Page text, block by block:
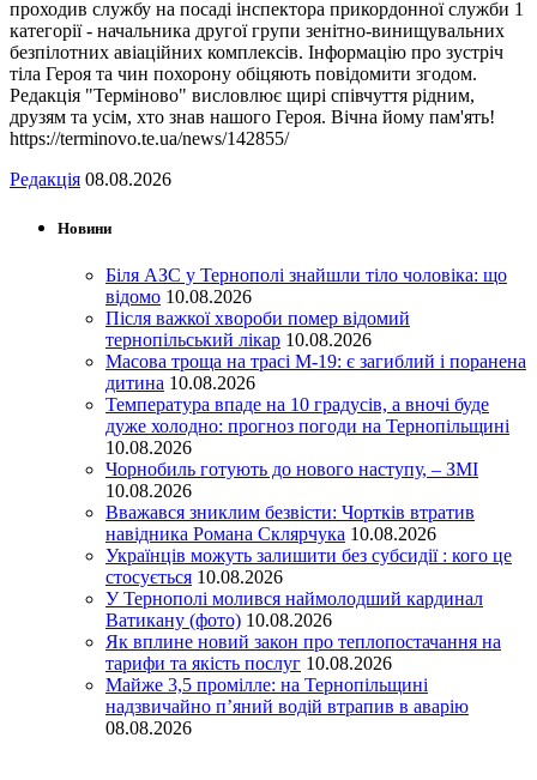
проходив службу на посаді інспектора прикордонної служби 1
категорії - начальника другої групи зенітно-винищувальних
безпілотних авіаційних комплексів. Інформацію про зустріч
тіла Героя та чин похорону обіцяють повідомити згодом.
Редакція "Терміново" висловлює щирі співчуття рідним,
друзям та усім, хто знав нашого Героя. Вічна йому пам'ять!
https://terminovo.te.ua/news/142855/
Редакція 08.08.2026
Новини
Біля АЗС у Тернополі знайшли тіло чоловіка: що
відомо 10.08.2026
Після важкої хвороби помер відомий
тернопільський лікар 10.08.2026
Масова троща на трасі М-19: є загиблий і поранена
дитина 10.08.2026
Температура впаде на 10 градусів, а вночі буде
дуже холодно: прогноз погоди на Тернопільщині
10.08.2026
Чорнобиль готують до нового наступу, – ЗМІ
10.08.2026
Вважався зниклим безвісти: Чортків втратив
навідника Романа Склярчука 10.08.2026
Українців можуть залишити без субсидії : кого це
стосується 10.08.2026
У Тернополі молився наймолодший кардинал
Ватикану (фото) 10.08.2026
Як вплине новий закон про теплопостачання на
тарифи та якість послуг 10.08.2026
Майже 3,5 промілле: на Тернопільщині
надзвичайно п’яний водій втрапив в аварію
08.08.2026